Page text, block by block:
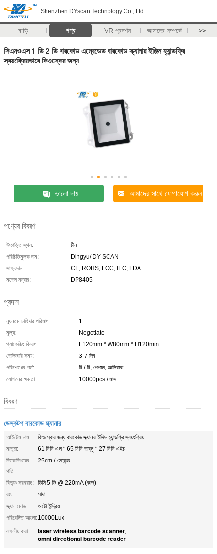
Shenzhen DYscan Technology Co., Ltd
বাড়ি পণ্য VR প্রদর্শন আমাদের সম্পর্কে >>
সিএমওএস 1 ডি 2 ডি বারকোড এম্বেডেড বারকোড স্ক্যানার ইঞ্জিন হ্যান্ডফ্রি
স্বয়ংক্রিয়ভাবে কিওস্কের জন্য
ভালো দাম আমাদের সাথে যোগাযোগ করুন
পণ্যের বিবরণ
উৎপত্তি স্থল:
চীন
পরিচিতিমুলক নাম:
Dingyu/ DY SCAN
সাক্ষ্যদান:
CE, ROHS, FCC, IEC, FDA
মডেল নম্বার:
DP8405
প্রদান
ন্যূনতম চাহিদার পরিমাণ:
1
মূল্য:
Negotiate
প্যাকেজিং বিবরণ:
L120mm * W80mm * H120mm
ডেলিভারি সময়:
3-7 দিন
পরিশোধের শর্ত:
টি / টি, পেপাল, আলিবাবা
যোগানের ক্ষমতা:
10000pcs / মাস
বিবরণ
ডেস্কটপ বারকোড স্ক্যানার
আইটেম নাম:
কিওস্কের জন্য বারকোড স্ক্যানার ইঞ্জিন হ্যান্ডফ্রি স্বয়ংক্রিয়
মাত্রা:
61 মিমি এল * 65 মিমি ডাব্লু * 27 মিমি এইচ
ডিকোডিংয়ের
গতি:
25cm / সেকেন্ড
বিদ্যুৎ সরবরাহ: ডিসি 5 ভি @ 220mA (কাজ)
রঙ:
সাদা
স্ক্যান মোড:
অটো ইন্দ্রিয়
পরিবেষ্টিত আলো:10000Lux
লক্ষণীয় করা:
laser wireless barcode scanner,
omni directional barcode reader